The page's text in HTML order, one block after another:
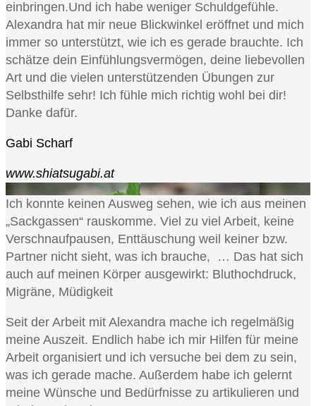
einbringen.Und ich habe weniger Schuldgefühle.
Alexandra hat mir neue Blickwinkel eröffnet und mich
immer so unterstützt, wie ich es gerade brauchte. Ich
schätze dein Einfühlungsvermögen, deine liebevollen
Art und die vielen unterstützenden Übungen zur
Selbsthilfe sehr! Ich fühle mich richtig wohl bei dir!
Danke dafür.
Gabi Scharf
www.shiatsugabi.at
Ich konnte keinen Ausweg sehen, wie ich aus meinen
„Sackgassen“ rauskomme. Viel zu viel Arbeit, keine
Verschnaufpausen, Enttäuschung weil keiner bzw.
Partner nicht sieht, was ich brauche, … Das hat sich
auch auf meinen Körper ausgewirkt: Bluthochdruck,
Migräne, Müdigkeit
Seit der Arbeit mit Alexandra mache ich regelmäßig
meine Auszeit. Endlich habe ich mir Hilfen für meine
Arbeit organisiert und ich versuche bei dem zu sein,
was ich gerade mache. Außerdem habe ich gelernt
meine Wünsche und Bedürfnisse zu artikulieren und